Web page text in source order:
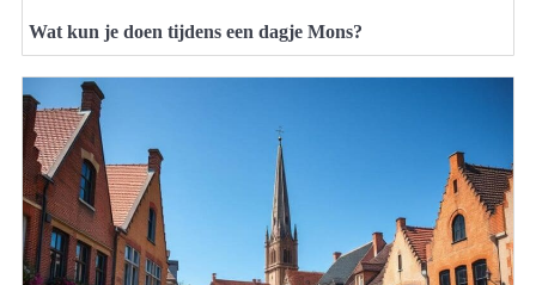
Wat kun je doen tijdens een dagje Mons?